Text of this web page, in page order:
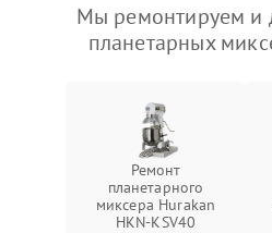
Мы ремонтируем и
планетарных
Ремонт
планетарного
миксера Hurakan
HKN-KSV40